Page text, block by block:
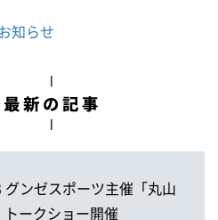
知らせ
グンゼスポーツ主催「丸山
ークショー開催